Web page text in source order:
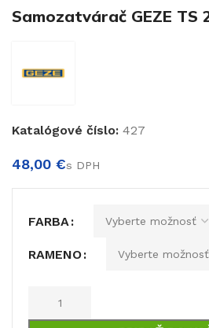
Samozatvárač GEZE TS
Katalógové číslo: 427
€
FARBA
RAMENO